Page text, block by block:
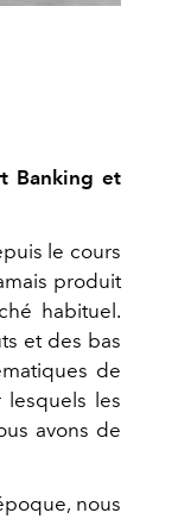
Banking et
le cours
produit
habituel.
et des bas
de
lesquels les
avons de
nous